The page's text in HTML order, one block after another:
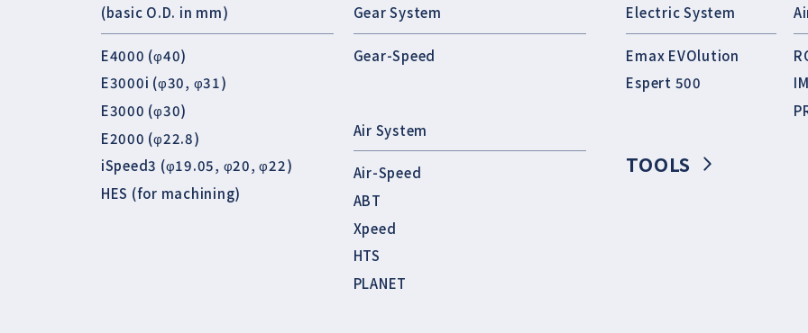
(basic O.D. in mm)
E4000 (φ40)
E3000i (φ30, φ31)
E3000 (φ30)
E2000 (φ22.8)
iSpeed3 (φ19.05, φ20, φ22)
HES (for machining)
Gear System
Gear-Speed
Air System
Air-Speed
ABT
Xpeed
HTS
PLANET
Electric System
Emax EVOlution
Espert 500
TOOLS